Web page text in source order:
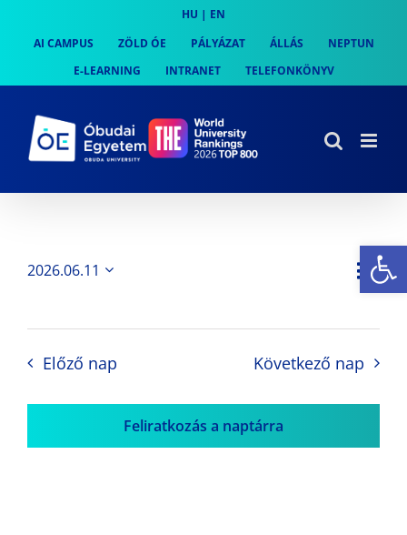
content
HU | EN
AI CAMPUS
ZÖLD ÓE PÁLYÁZAT ÁLLÁS
NEPTUN
E-LEARNING
INTRANET TELEFONKÖNYV
Nap
2026.06.11
Előző nap Következő nap
Feliratkozás a naptárra